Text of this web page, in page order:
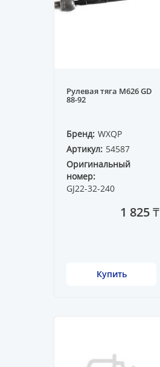
Рулевая тяга M626 GD
88-92
Бренд: WXQP
Артикул: 54587
Оригинальный
номер:
GJ22-32-240
1 825 ₸
Купить